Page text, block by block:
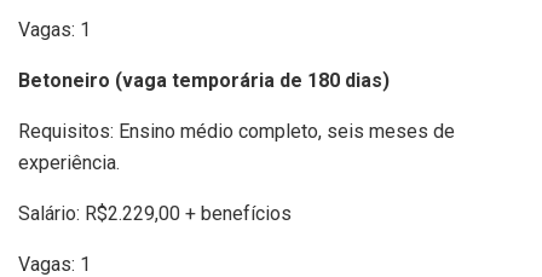
Vagas: 1
Betoneiro (vaga temporária de 180 dias)
Requisitos: Ensino médio completo, seis meses de
experiência.
Salário: R$2.229,00 + benefícios
Vagas: 1